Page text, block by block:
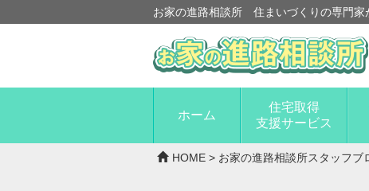
お家の進路相談所 住まいづくりの専門家
ホーム
住宅取得
支援サービス
HOME > お家の進路相談所スタッフブ